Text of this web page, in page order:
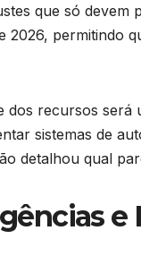
que só
2026, permitindo
recursos
sistemas de
detalhou qual
e